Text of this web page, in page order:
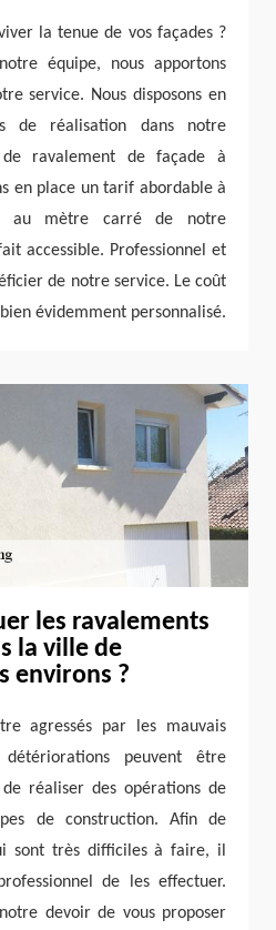
la tenue de vos façades ?
équipe, nous apportons
service. Nous disposons en
de réalisation dans notre
ravalement de façade à
en place un tarif abordable à
au mètre carré de notre
accessible. Professionnel et
de notre service. Le coût
évidemment personnalisé.
les ravalements
la ville de
environs ?
agressés par les mauvais
peuvent être
réaliser des opérations de
de construction. Afin de
sont très difficiles à faire, il
de les effectuer.
devoir de vous proposer